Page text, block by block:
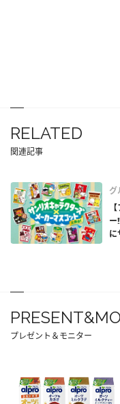
RELATED
関連記事
グ
に
プレゼント＆モニター